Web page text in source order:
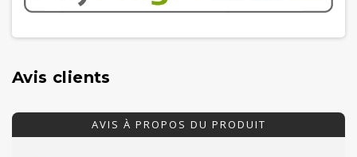
Avis clients
AVIS À PROPOS DU PRODUIT